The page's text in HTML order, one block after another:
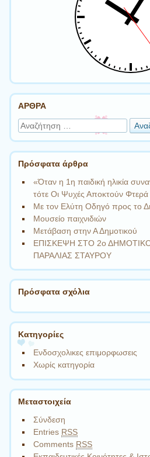
ΑΡΘΡΑ
Αναζήτηση
Πρόσφατα άρθρα
«Όταν η 1η παιδική ηλικία
τότε Οι Ψυχές Αποκτούν
Με τον Ελύτη Οδηγό προς το
Μουσείο παιχνιδιών
Μετάβαση στην Α Δημοτικού
ΕΠΙΣΚΕΨΗ ΣΤΟ 2ο
ΠΑΡΑΛΙΑΣ ΣΤΑΥΡΟΥ
Πρόσφατα σχόλια
Kατηγορίες
Ενδοσχολικες επιμορφωσεις
Χωρίς κατηγορία
Μεταστοιχεία
Σύνδεση
Entries RSS
Comments RSS